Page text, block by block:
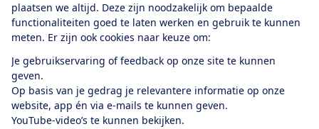
plaatsen we altijd. Deze zijn noodzakelijk om bepaalde
functionaliteiten goed te laten werken en gebruik te kunnen
meten. Er zijn ook cookies naar keuze om:
Je gebruikservaring of feedback op onze site te kunnen
geven.
Op basis van je gedrag je relevantere informatie op onze
website, app én via e-mails te kunnen geven.
YouTube-video’s te kunnen bekijken.
Alles over de
app
Algemene Voorwaarden
Privacyverklaring
Cookiebeleid
Privacyvoorkeuren